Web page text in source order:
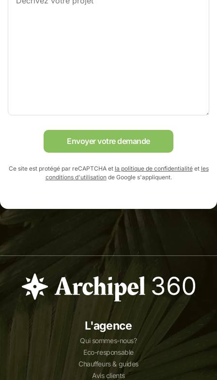
Envoyer votre demande
Ce site est protégé par reCAPTCHA et la politique de confidentialitéet les
conditions d'utilisationde Google s'appliquent.
L'agence
Qui sommes-nous?
Eco-responsable
Chauffeurs & guides
Avis clients